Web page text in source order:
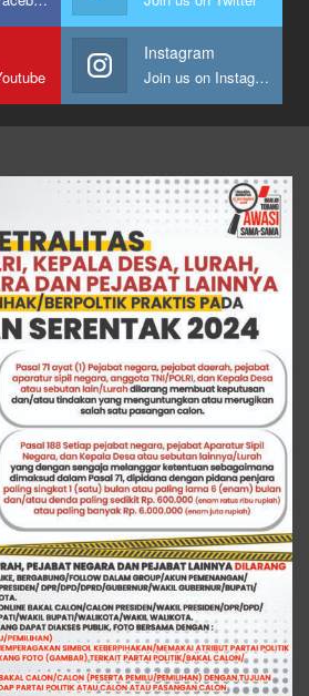
Instagram
Join us on Instagram